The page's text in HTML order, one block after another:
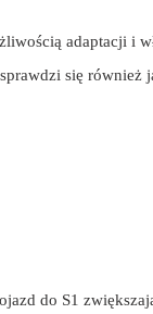
adaptacji i
się również
do S1